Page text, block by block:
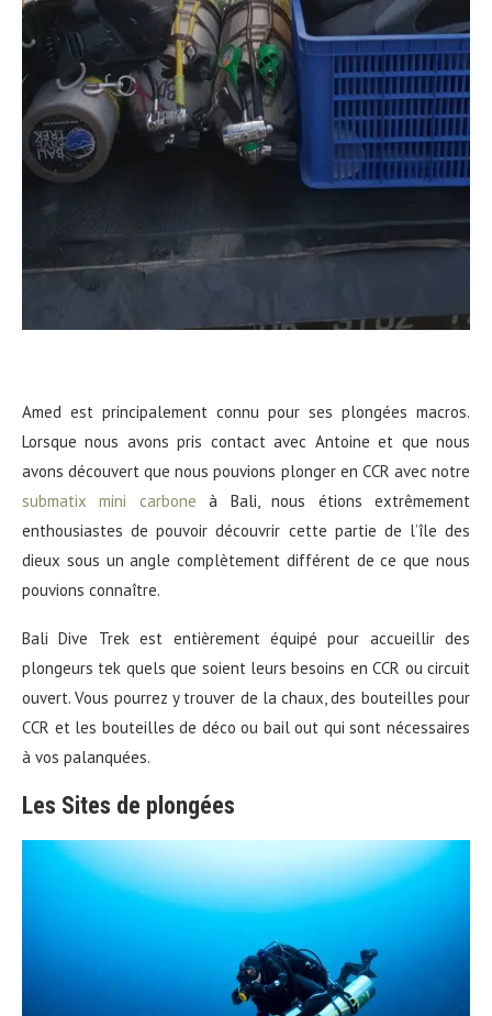
Amed est principalement connu pour ses plongées macros.
Lorsque nous avons pris contact avec Antoine et que nous
avons découvert que nous pouvions plonger en CCR avec notre
submatix mini carbone à Bali, nous étions extrêmement
enthousiastes de pouvoir découvrir cette partie de l’île des
dieux sous un angle complètement différent de ce que nous
pouvions connaître.
Bali Dive Trek est entièrement équipé pour accueillir des
plongeurs tek quels que soient leurs besoins en CCR ou circuit
ouvert. Vous pourrez y trouver de la chaux, des bouteilles pour
CCR et les bouteilles de déco ou bail out qui sont nécessaires
à vos palanquées.
Les Sites de plongées